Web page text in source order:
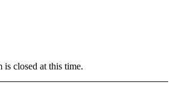
is closed at this time.